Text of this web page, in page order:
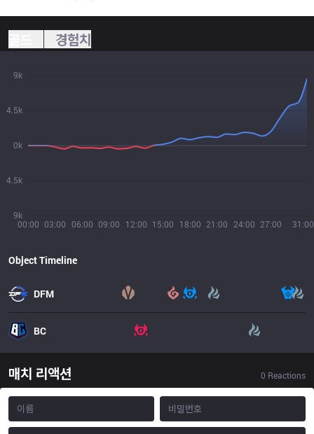
경험치
00:00 03:00 06:00 09:00 12:00 15:00 18:00 21:00 24:00 27:00 31:00
9k
4.5k
0k
4.5k
9k
Object Timeline
DFM
BC
매치 리액션 0 Reactions